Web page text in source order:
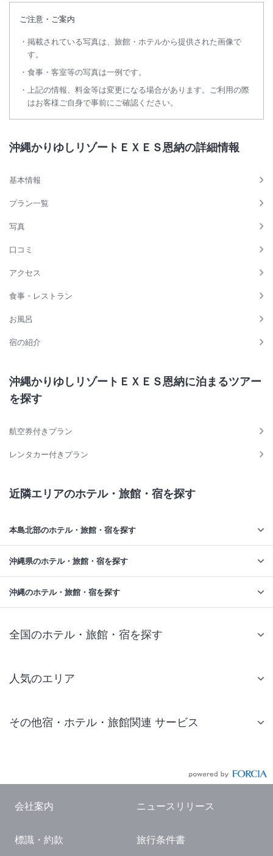
ご注意・ご案内
掲載されている写真は、旅館・ホテルから提供された画像で
す。
食事・客室等の写真は一例です。
上記の情報、料金等は変更になる場合があります。ご利用の際
はお客様ご自身で事前にご確認ください。
沖縄かりゆしリゾートＥＸＥＳ恩納の詳細情報
基本情報
プラン一覧
写真
口コミ
アクセス
食事・レストラン
お風呂
宿の紹介
沖縄かりゆしリゾートＥＸＥＳ恩納に泊まるツアー
を探す
航空券付きプラン
レンタカー付きプラン
近隣エリアのホテル・旅館・宿を探す
本島北部のホテル・旅館・宿を探す
沖縄県のホテル・旅館・宿を探す
沖縄のホテル・旅館・宿を探す
全国のホテル・旅館・宿を探す
人気のエリア
仙台 ホテル
東京ドーム ホテル
横浜 ホテル
その他宿・ホテル・旅館関連 サービス
国内観光ガイド
会社案内 ニュースリリース
標識・約款 旅行条件書